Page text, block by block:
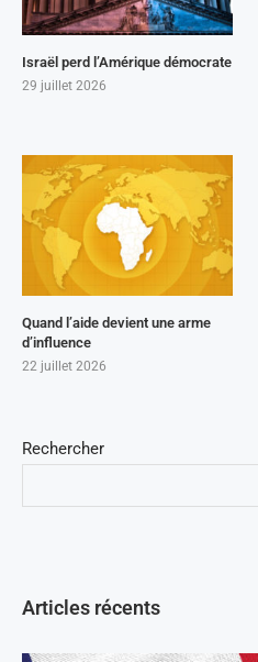
Rechercher
Articles récents
Israël perd l’Amérique démocrate
29 juillet 2026
Quand l’aide devient une arme
d’influence
22 juillet 2026